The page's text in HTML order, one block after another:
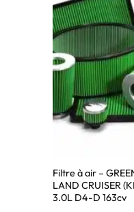
Filtre à air –
LAND CRUISER
3.0L D4-D 163cv